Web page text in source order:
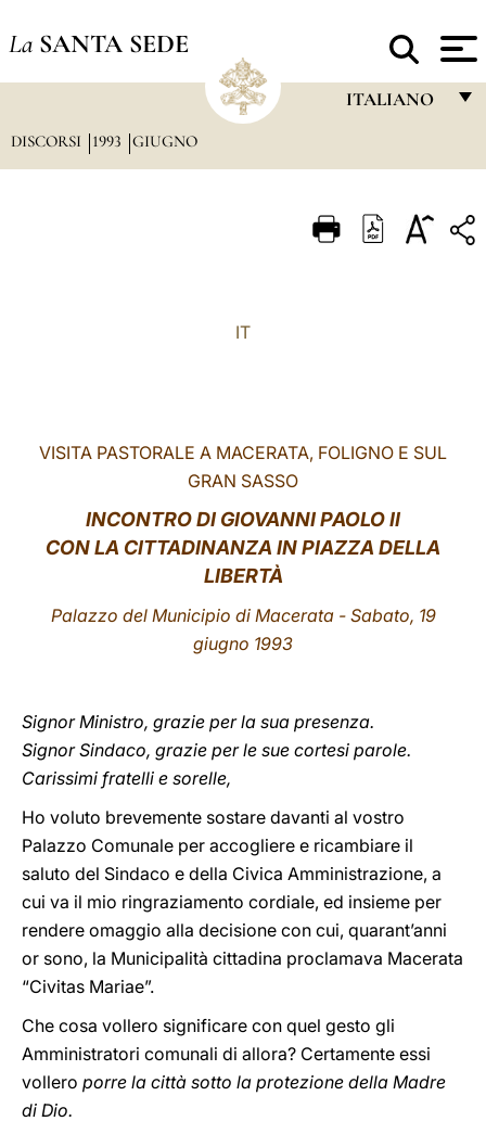
La SANTA SEDE
ITALIANO
ITALIANO
LATINE
DISCORSI 1993 GIUGNO
IT
VISITA PASTORALE A MACERATA, FOLIGNO E SUL
GRAN SASSO
INCONTRODI GIOVANNI PAOLO II
CON LA CITTADINANZA IN PIAZZA DELLA
LIBERTÀ
Palazzo del Municipio di Macerata - Sabato, 19
giugno 1993
Signor Ministro, grazie per la sua presenza.
Signor Sindaco, grazie per le sue cortesi parole.
Carissimi fratelli e sorelle,
Ho voluto brevemente sostare davanti al vostro
Palazzo Comunale per accogliere e ricambiare il
saluto del Sindaco e della Civica Amministrazione, a
cui va il mio ringraziamento cordiale, ed insieme per
rendere omaggio alla decisione con cui, quarant’anni
or sono, la Municipalità cittadina proclamava Macerata
“Civitas Mariae”.
Che cosa vollero significare con quel gesto gli
Amministratori comunali di allora? Certamente essi
vollero porre la città sotto la protezione della Madre
di Dio.